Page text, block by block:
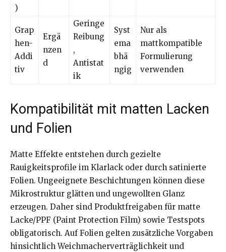
)
Grap
hen-
Addi
tiv
Ergä
nzen
d
Geringe
Reibung
,
Antistat
ik
Syst
ema
bhä
ngig
Nur als
mattkompatible
Formulierung
verwenden
Kompatibilität mit matten Lacken
und Folien
Matte Effekte entstehen durch gezielte
Rauigkeitsprofile im Klarlack oder durch satinierte
Folien. Ungeeignete Beschichtungen können diese
Mikrostruktur glätten und ungewollten Glanz
erzeugen. Daher sind Produktfreigaben für matte
Lacke/PPF (Paint Protection Film) sowie Testspots
obligatorisch. Auf Folien gelten zusätzliche Vorgaben
hinsichtlich Weichmacherverträglichkeit und